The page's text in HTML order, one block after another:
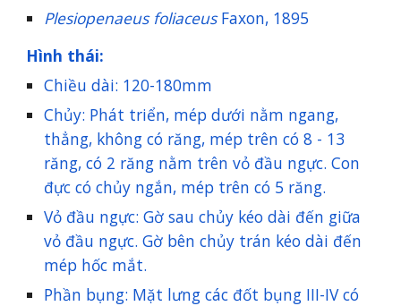
Plesiopenaeus foliaceusFaxon, 1895
Hình thái:
Chiều dài: 120-180mm
Chủy: Phát triển, mép dưới nằm ngang,
thẳng, không có răng, mép trên có 8 - 13
răng, có 2 răng nằm trên vỏ đầu ngực. Con
đực có chủy ngắn, mép trên có 5 răng.
Vỏ đầu ngực: Gờ sau chủy kéo dài đến giữa
vỏ đầu ngực. Gờ bên chủy trán kéo dài đến
mép hốc mắt.
Phần bụng: Mặt lưng các đốt bụng III-IV có